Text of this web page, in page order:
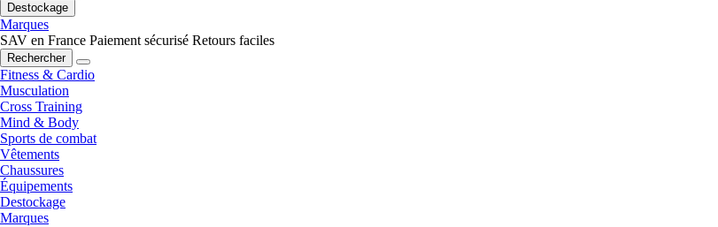
Destockage
Marques
SAV en France Paiement sécurisé Retours faciles
Rechercher
Fitness & Cardio
Musculation
Cross Training
Mind & Body
Sports de combat
Vêtements
Chaussures
Équipements
Destockage
Marques